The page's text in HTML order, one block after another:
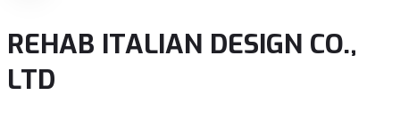
REHAB ITALIAN DESIGN CO.,
LTD